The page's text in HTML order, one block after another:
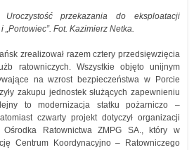
przekazania do eksploatacji
Fot. Kazimierz Netka.
zrealizował razem cztery przedsięwzięcia
ratowniczych. Wszystkie objęto unijnym
na wzrost bezpieczeństwa w Porcie
zakupu jednostek służących zapewnieniu
to modernizacja statku pożarniczo –
czwarty projekt dotyczył organizacji
Ośrodka Ratownictwa ZMPG SA., który w
Centrum Koordynacyjno – Ratowniczego